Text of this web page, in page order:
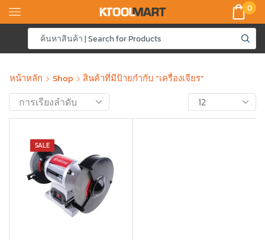
0
หน้าหลัก Shop สินค้าที่มีป้ายกำกับ “เครื่องเจียร”
SALE